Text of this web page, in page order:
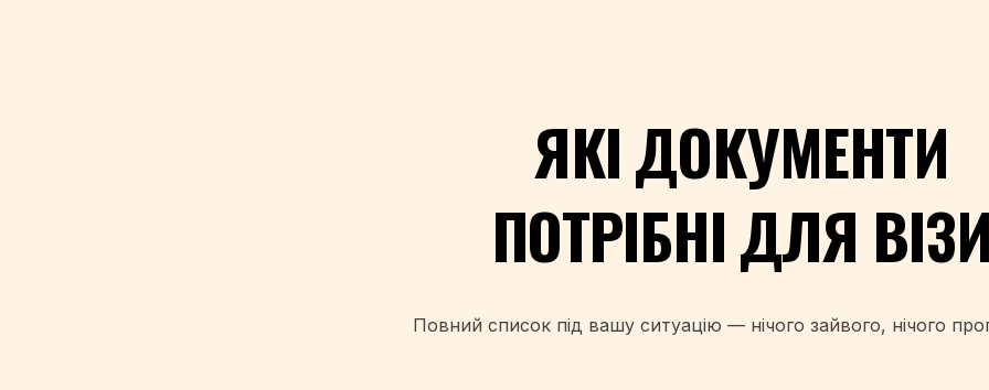
ЯКІ ДОКУМЕНТИ
ПОТРІБНІ ДЛЯ ВІЗИ
Повний список під вашу ситуацію — нічого зайвого, нічого